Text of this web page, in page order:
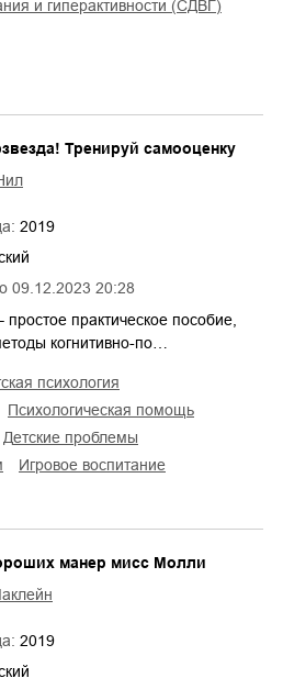
и гиперактивности (СДВГ)
09.12.2023 20:28
Тренируй самооценку
2019
практическое пособие,
когнитивно-по…
психология
психологическая помощь
детские проблемы
игровое воспитание
манер мисс Молли
2019